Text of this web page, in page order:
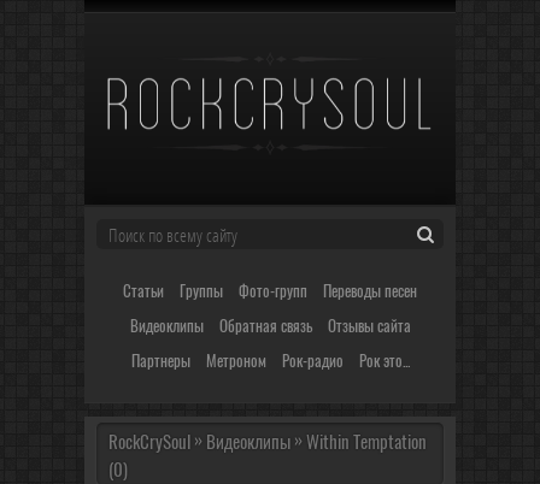
Статьи Группы Фото-групп
Переводы песен
Видеоклипы
Обратная связь
Отзывы сайта
Партнеры
Метроном Рок-радио Рок это...
RockCrySoul»Видеоклипы»Within Temptation
(0)